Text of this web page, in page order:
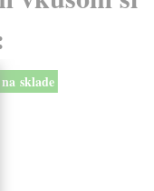
na sklade